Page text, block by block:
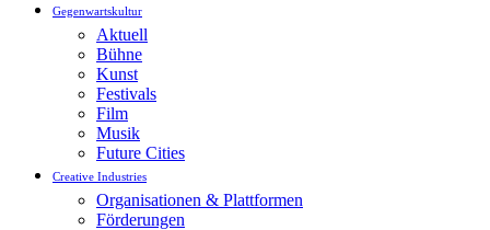
Gegenwartskultur
Aktuell
Bühne
Kunst
Festivals
Film
Musik
Future Cities
Creative Industries
Organisationen & Plattformen
Förderungen